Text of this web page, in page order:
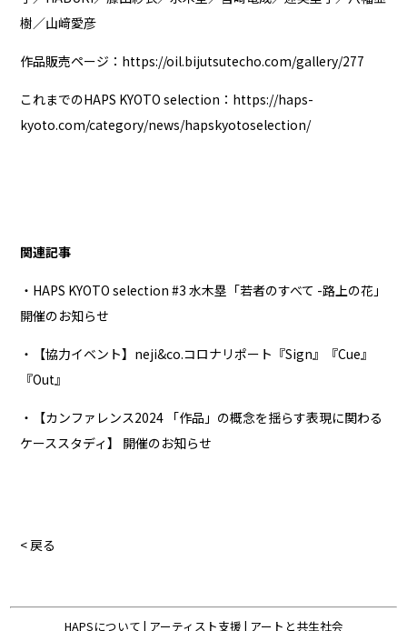
樹／山﨑愛彦
作品販売ページ： https://oil.bijutsutecho.com/gallery/277
これまでのHAPS KYOTO selection： https://haps-
kyoto.com/category/news/hapskyotoselection/
関連記事
・HAPS KYOTO selection #3 水木塁「若者のすべて -路上の花」
開催のお知らせ
・【協力イベント】neji&co.コロナリポート『Sign』『Cue』
『Out』
・【カンファレンス2024 「作品」の概念を揺らす表現に関わる
ケーススタディ】 開催のお知らせ
< 戻る
HAPSについて | アーティスト支援 | アートと共生社会